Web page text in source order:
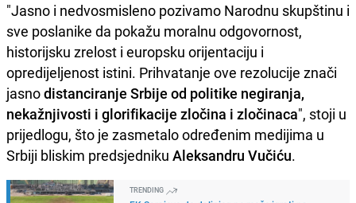
"Jasno i nedvosmisleno pozivamo Narodnu skupštinu i
sve poslanike da pokažu moralnu odgovornost,
historijsku zrelost i europsku orijentaciju i
opredijeljenost istini. Prihvatanje ove rezolucije znači
jasnodistanciranje Srbije od politike negiranja,
nekažnjivosti i glorifikacije zločina i zločinaca", stoji u
prijedlogu, što je zasmetalo određenim medijima u
Srbiji bliskim predsjedniku Aleksandru Vučiću.
TRENDING